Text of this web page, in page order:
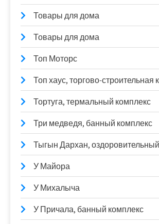
Товары для дома
Товары для дома
Топ Моторс
Топ хаус, торгово-строительная
Тортуга, термальный комплекс
Три медведя, банный комплекс
Тыгын Дархан,
У Майора
У Михалыча
У Причала, банный комплекс